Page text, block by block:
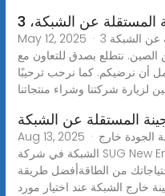
عن الشبكة، 3
May 12, 2025 · محولات الطاقة الشمسية المستقلة عن الشبكة 3
نتطلع بصدق للتعاون مع
أن نرضيكم. كما نرحب ترحيبًا
المستقلة عن الشبكة
Aug 13, 2025 · اكتشف محولات الطاقة الهجينة عالية الجودة خارج
الشبكة في شركة SUG New Energy Co., Ltd. كمورد الجملة
من الطاقةأفضل طريقة
خارج الشبكة عند اختيار مورد